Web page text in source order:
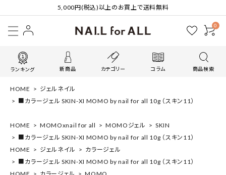
5,000円(税込)以上のお買上で送料無料
0
ランキング 新商品 カテゴリー コラム 商品検索
HOME
ジェルネイル
■カラージェル SKIN-XI MOMO by nail for all 10g （スキン11）
HOME MOMOxnail for all MOMOジェル
SKIN
■カラージェル SKIN-XI MOMO by nail for all 10g （スキン11）
HOME
ジェルネイル
カラージェル
■カラージェル SKIN-XI MOMO by nail for all 10g （スキン11）